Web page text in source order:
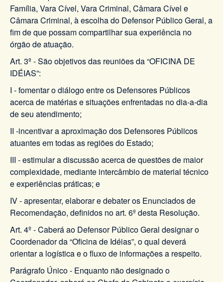
Família, Vara Cível, Vara Criminal, Câmara Cível e
Câmara Criminal, à escolha do Defensor Público Geral, a
fim de que possam compartilhar sua experiência no
órgão de atuação.
Art. 3º - São objetivos das reuniões da “OFICINA DE
IDÉIAS”:
I - fomentar o diálogo entre os Defensores Públicos
acerca de matérias e situações enfrentadas no dia-a-dia
de seu atendimento;
II -incentivar a aproximação dos Defensores Públicos
atuantes em todas as regiões do Estado;
III - estimular a discussão acerca de questões de maior
complexidade, mediante intercâmbio de material técnico
e experiências práticas; e
IV - apresentar, elaborar e debater os Enunciados de
Recomendação, definidos no art. 6º desta Resolução.
Art. 4º - Caberá ao Defensor Público Geral designar o
Coordenador da “Oficina de Idéias”, o qual deverá
orientar a logística e o fluxo de informações a respeito.
Parágrafo Único - Enquanto não designado o